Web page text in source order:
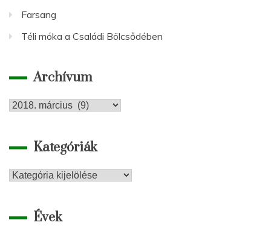
Farsang
Téli móka a Családi Bölcsődében
Archívum
Archívum
Kategóriák
Kategóriák
Évek